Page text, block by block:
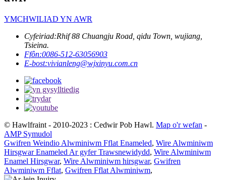
YMCHWILIAD YN AWR
Cyfeiriad:Rhif 88 Chuangju Road, qidu Town, wujiang,
Tsieina.
Ffôn:0086-512-63056903
E-bost:vivianleng@wjxinyu.com.cn
© Hawlfraint - 2010-2023 : Cedwir Pob Hawl. Map o'r wefan -
AMP Symudol
Gwifren Weindio Alwminiwm Fflat Enameled, Wire Alwminiwm
Hirsgwar Enameled Ar gyfer Trawsnewidydd, Wire Alwminiwm
Enamel Hirsgwar, Wire Alwminiwm hirsgwar, Gwifren
Alwminiwm Fflat, Gwifren Fflat Alwminiwm,